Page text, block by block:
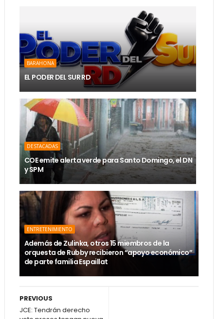
BARAHONA
EL PODER DEL SUR RD
DESTACADAS
COE emite alerta verde para Santo Domingo, el DN
y SPM
ENTRETENIMIENTO
Además de Zulinka, otros 15 miembros de la
orquesta de Rubby recibieron “apoyo económico”
de parte familia Espaillat
PREVIOUS
JCE: Tendrán derecho